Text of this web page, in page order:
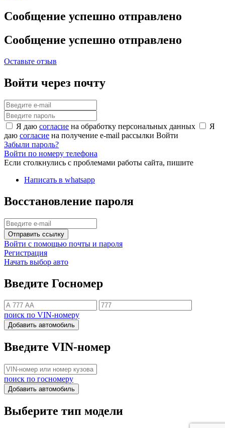
Сообщение успешно отправлено
Сообщение успешно отправлено
Оставьте отзыв
Войти через почту
Я даю согласие на обработку персональных данных
Я
даю согласие на получение e-mail рассылки Войти
Забыли пароль?
Войти по номеру телефона
Если столкнулись с проблемами работы сайта, пишите
Написать в whatsapp
Восстановление пароля
Отправить ссылку
Войти с помощью почты и пароля
Регистрация
Начать выбор авто
Введите Госномер
поиск по VIN-номеру
Добавить автомобиль
Введите VIN-номер
поиск по госномеру
Добавить автомобиль
Выберите тип модели